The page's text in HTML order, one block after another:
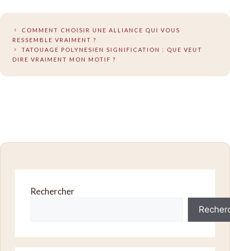
COMMENT CHOISIR UNE ALLIANCE QUI VOUS
RESSEMBLE VRAIMENT ?
TATOUAGE POLYNESIEN SIGNIFICATION : QUE VEUT
DIRE VRAIMENT MON MOTIF ?
Rechercher